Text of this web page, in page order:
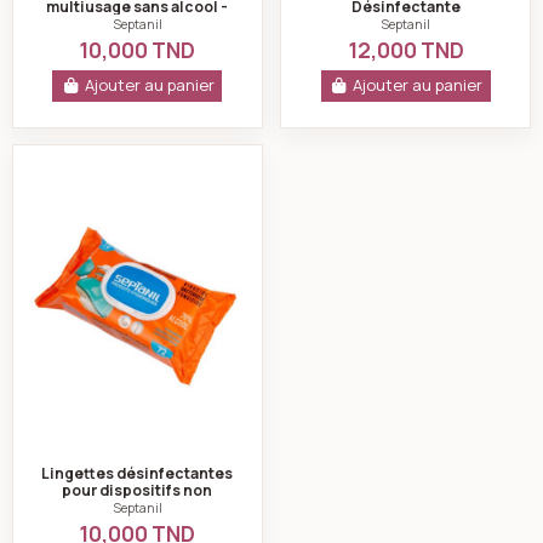
multiusage sans alcool -
Septanil
Septanil
10,000 TND
Ajouter au panier
Désinfectante
Hydroalcoolique -72
pièces
Septanil
12,000 TND
Ajouter au panier
Lingettes désinfectantes
pour dispositifs non
invasifs - Septanil
Septanil
10,000 TND